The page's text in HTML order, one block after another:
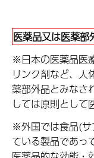
医薬品又は医薬部
※日本の医薬品医
リンク剤など、人
薬部外品とみなさ
しては原則として
※外国では食品(サ
ている製品であっ